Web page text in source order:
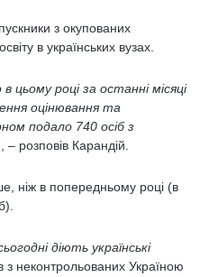
з окупованих
в українських вузах.
році за останні місяці
оцінювання та
подало 740 осіб з
– розповів Карандій.
ніж в попередньому році (в
діють українські
з неконтрольованих Україною